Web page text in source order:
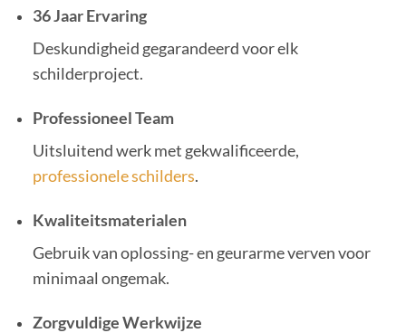
36 Jaar Ervaring
Deskundigheid gegarandeerd voor elk
schilderproject.
Professioneel Team
Uitsluitend werk met gekwalificeerde,
professionele schilders.
Kwaliteitsmaterialen
Gebruik van oplossing- en geurarme verven voor
minimaal ongemak.
Zorgvuldige Werkwijze